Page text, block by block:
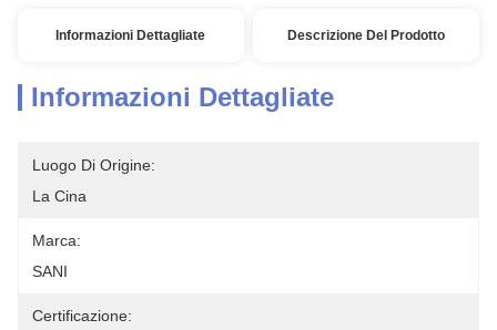
Informazioni Dettagliate Descrizione Del Prodotto
Informazioni Dettagliate
Luogo Di Origine:
La Cina
Marca:
SANI
Certificazione: